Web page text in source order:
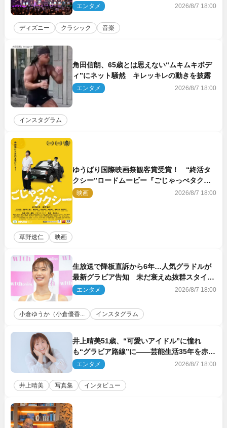
ト＆クルーズ旅を大満喫！【潜入レポート】
エンタメ 2026/8/7 18:00
ディズニー クラシック 音楽
角田信朗、65歳とは思えない“ムキムキボデ
ィ”にネット騒然 キレッキレの動きを披露
エンタメ 2026/8/7 18:00
インスタグラム
ゆうばり国際映画祭観客賞受賞！ “終活タ
クシー”ロードムービー『ごじゃっぺタクシ
ー』10月公開＆予告解禁
映画 2026/8/7 18:00
草野速仁 映画
生放送で降板直訴から6年…人気グラドルが
最新グラビア告知 未だ衰えぬ抜群スタイル
に反響
エンタメ 2026/8/7 18:00
小倉ゆうか（小倉優香... インスタグラム
井上晴美51歳、“可愛いアイドル”に憧れ
も“グラビア路線”に――芸能生活35年を赤
裸々に語る 27年ぶりに写真集発売
エンタメ 2026/8/7 18:00
井上晴美 写真集 インタビュー